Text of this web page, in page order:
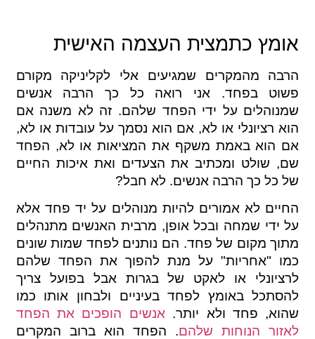
אומץ כתמצית העצמה האישית
הרבה מהמקרים שמגיעים אלי לקליניקה מקורם
פשוט בפחד. אני רואה כל כך הרבה אנשים
שמנוהלים על ידי הפחד שלהם. זה לא משנה אם
הוא רציונלי או לא, אם הוא נסמך על עובדות או לא,
אם הוא באמת משקף את המציאות או לא, הפחד
שם, שולט ומכתיב את הצעדים ואת איכות החיים
של כל כך הרבה אנשים. לא חבל?
החיים לא אמורים להיות מנוהלים על יד פחד אלא
על ידי שמחה ובכל אופן, מרבית האנשים מתנהלים
מתוך מקום של פחד. הם נותנים לפחד שמות שונים
כמו "אחריות" על מנת להפוך את הפחד שלהם
לרציונלי או לאקט של בגרות אבל בפועל צריך
להסתכל באומץ לפחד בעיניים ולבחון אותו כמו
שהוא, פחד ולא יותר. אנשים הופכים את הפחד
לאזור הנוחות שלהם. הפחד הוא ברוב המקרים